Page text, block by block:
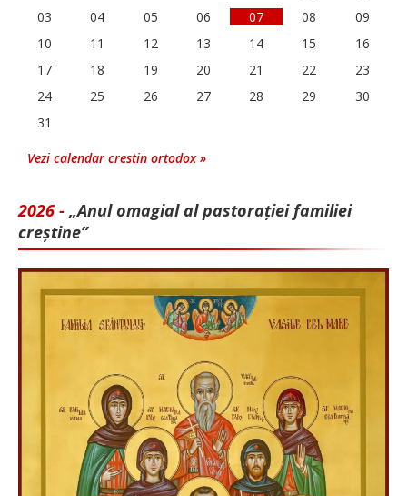
03
04 05 06 07 08
09
10
11 12 13 14 15
16
17
18 19 20 21 22
23
24
25 26 27 28 29
30
31
Vezi calendar crestin ortodox »
2026 - „Anul omagial al pastorației familiei
creștine”